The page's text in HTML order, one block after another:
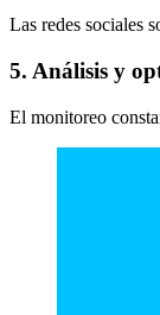
Las redes sociales
5. Análisis y
El monitoreo